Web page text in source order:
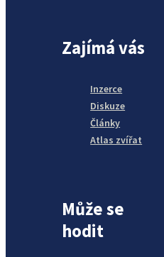
Zajímá vás
Inzerce
Diskuze
Články
Atlas zvířat
Může se
hodit